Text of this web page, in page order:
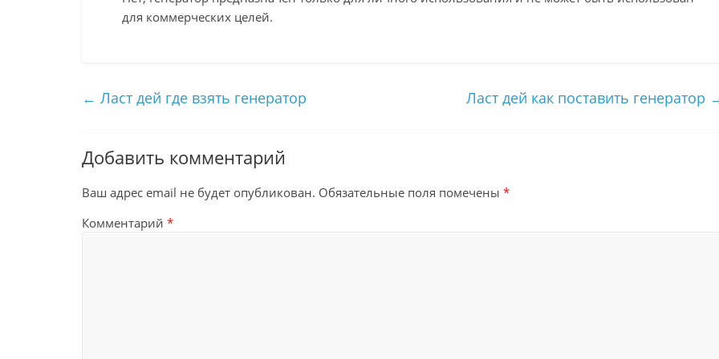
для коммерческих целей.
← Ласт дей где взять генератор Ласт дей как поставить генератор
Добавить комментарий
Ваш адрес email не будет опубликован. Обязательные поля помечены *
Комментарий *